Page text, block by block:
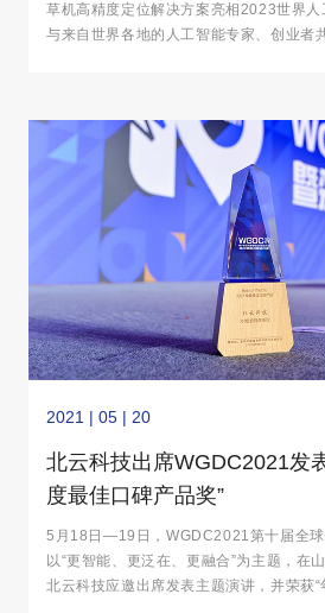
草机高精度定位解决方案亮相2023世界人
与来自世界各地的人工智能专家、创业者
2021 | 05 | 20
北云科技出席WGDC2021发
度最佳口碑产品奖”
5月18日—19日，WGDC2021第十届全
以“更智能、更泛在、更融合”为主题，在
北云科技应邀出席发表主题演讲，并荣获“